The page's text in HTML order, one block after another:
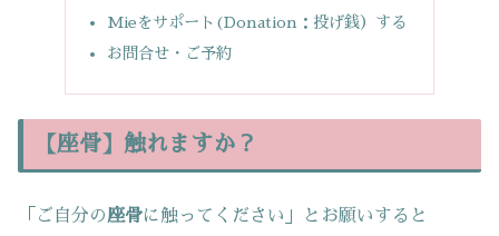
Mieをサポート(Donation：投げ銭）する
お問合せ・ご予約
【座骨】触れますか？
「ご自分の座骨に触ってください」とお願いすると